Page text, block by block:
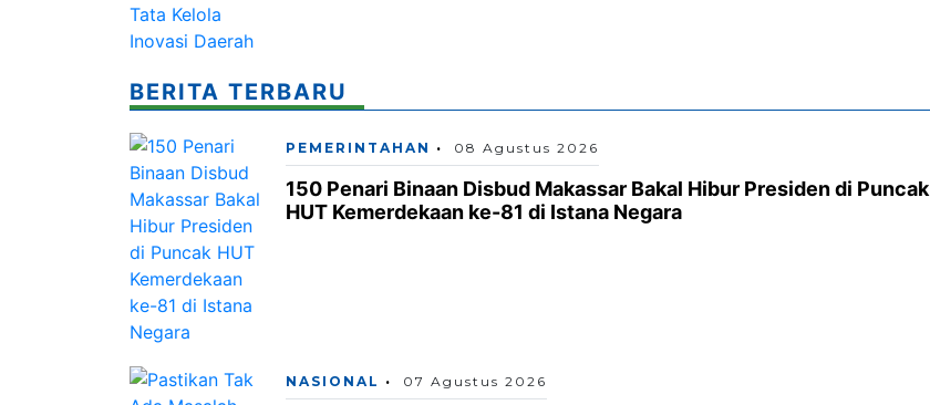
BERITA TERBARU
PEMERINTAHAN 08 Agustus 2026
150 Penari Binaan Disbud Makassar Bakal Hibur Presiden di Puncak
HUT Kemerdekaan ke-81 di Istana Negara
NASIONAL 07 Agustus 2026